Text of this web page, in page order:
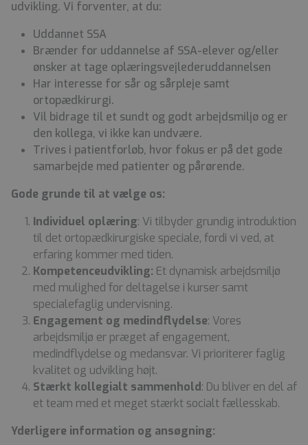
udvikling. Vi forventer, at du:
Uddannet SSA
Brænder for uddannelse af SSA-elever og/eller
ønsker at tage oplæringsvejlederuddannelsen
Har interesse for sår og sårpleje samt
ortopædkirurgi.
Vil bidrage til et sundt og godt arbejdsmiljø og er
den kollega, vi ikke kan undvære.
Trives i patientforløb, hvor fokus er på det gode
samarbejde med patienter og pårørende.
Gode grunde til at vælge os:
Individuel oplæring: Vi tilbyder grundig introduktion
til det ortopædkirurgiske speciale, fordi vi ved, at
erfaring kommer med tiden.
Kompetenceudvikling: Et dynamisk arbejdsmiljø
med mulighed for deltagelse i kurser samt
specialefaglig undervisning.
Engagement og medindflydelse: Vores
arbejdsmiljø er præget af engagement,
medindflydelse og medansvar. Vi prioriterer faglig
kvalitet og udvikling højt.
Stærkt kollegialt sammenhold: Du bliver en del af
et team med et meget stærkt socialt fællesskab.
Yderligere information og ansøgning: